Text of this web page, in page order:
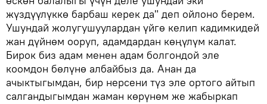
жүздүүлүккө барбаш керек да" деп ойлоно берем.
Ушундай жолугушуулардан үйгө келип кадимкидей
жан дүйнөм ооруп, адамдардан көңүлүм калат.
Бирок биз адам менен адам болгондой эле
коомдон бөлүнө албайбыз да. Анан да
ачыктыгымдан, бир нерсени түз эле ортого айтып
салгандыгымдан жаман көрүнөм же жабыркап